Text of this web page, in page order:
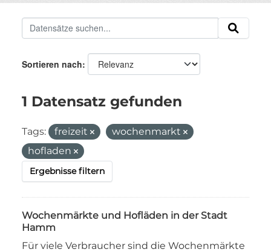
Sortieren nach
1 Datensatz gefunden
Tags: freizeit
wochenmarkt
hofladen
Ergebnisse filtern
Wochenmärkte und Hofläden in der Stadt
Hamm
Für viele Verbraucher sind die Wochenmärkte